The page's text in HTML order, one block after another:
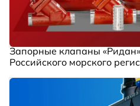
Запорные клапаны
Российского морского